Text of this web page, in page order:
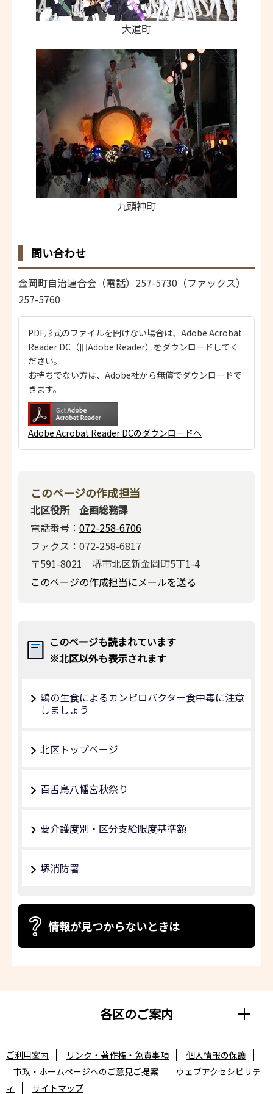
大道町
九頭神町
問い合わせ
金岡町自治連合会（電話）257-5730（ファックス）
257-5760
PDF形式のファイルを開けない場合は、Adobe Acrobat
Reader DC（旧Adobe Reader）をダウンロードしてく
ださい。
お持ちでない方は、Adobe社から無償でダウンロードで
きます。
Adobe Acrobat Reader DCのダウンロードへ
このページの作成担当
北区役所 企画総務課
電話番号： 072-258-6706
ファクス：072-258-6817
〒591-8021 堺市北区新金岡町5丁1-4
このページの作成担当にメールを送る
このページも読まれています
※北区以外も表示されます
鶏の生食によるカンピロバクター食中毒に注意
しましょう
北区トップページ
百舌鳥八幡宮秋祭り
要介護度別・区分支給限度基準額
堺消防署
情報が見つからないときは
各区のご案内
ご利用案内 リンク・著作権・免責事項
個人情報の保護
市政・ホームページへのご意見ご提案
ウェブアクセシビリテ
ィ
サイトマップ